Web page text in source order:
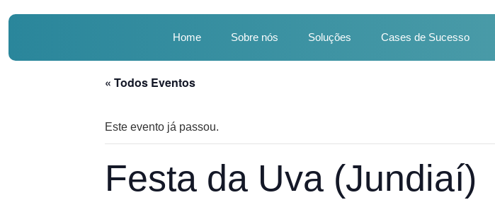
Home Sobre nós Soluções Cases de Sucesso
« Todos Eventos
Este evento já passou.
Festa da Uva (Jundiaí)